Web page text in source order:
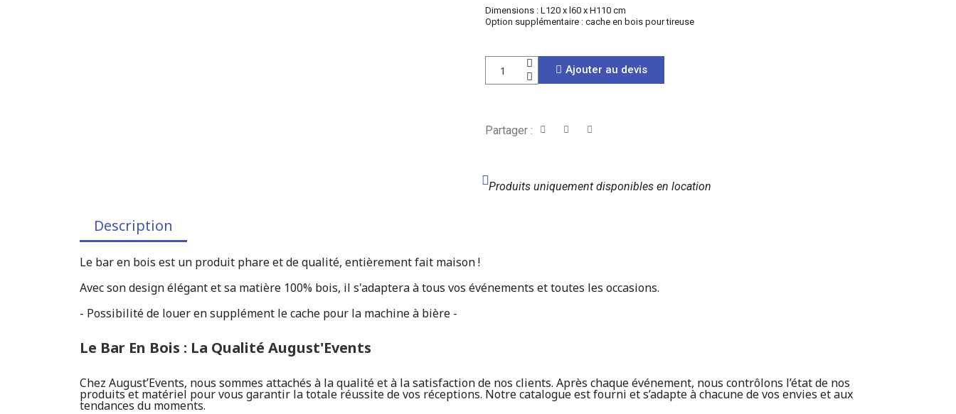
Dimensions : L120 x l60 x H110 cm
Option supplémentaire : cache en bois pour tireuse
Ajouter au devis
Partager :
Produits uniquement disponibles en location
Description
Le bar en bois est un produit phare et de qualité, entièrement fait maison !
Avec son design élégant et sa matière 100% bois, il s'adaptera à tous vos événements et toutes les occasions.
- Possibilité de louer en supplément le cache pour la machine à bière -
Le Bar En Bois : La Qualité August'Events
Chez August’Events, nous sommes attachés à la qualité et à la satisfaction de nos clients. Après chaque événement, nous contrôlons l’état de nos
produits et matériel pour vous garantir la totale réussite de vos réceptions. Notre catalogue est fourni et s’adapte à chacune de vos envies et aux
tendances du moments.